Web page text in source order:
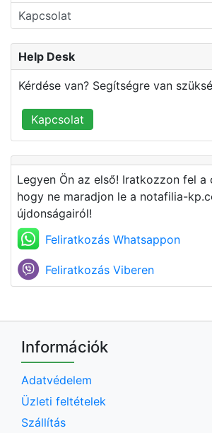
Kapcsolat
Help Desk
Kérdése van? Segítségre van
Kapcsolat
Legyen Ön az első! Iratkozzon fel a
hogy ne maradjon le a notafilia-
újdonságairól!
Feliratkozás Whatsappon
Feliratkozás Viberen
Információk
Adatvédelem
Üzleti feltételek
Szállítás